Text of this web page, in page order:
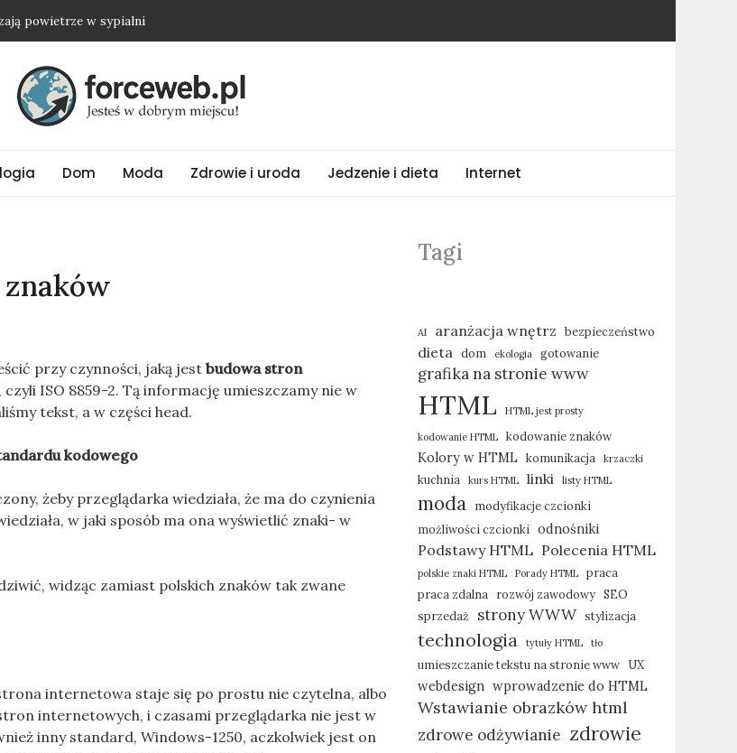
powietrze w sypialni
strój
ze stali chirurgicznej?
Dom Moda Zdrowie i uroda Jedzenie i dieta Internet
przy czynności, jaką jestbudowa stron
ISO 8859-2. Tą informację umieszczamy nie w
tekst, a w części head.
kodowego
żeby przeglądarka wiedziała, że ma do czynienia
w jaki sposób ma ona wyświetlić znaki- w
widząc zamiast polskich znaków tak zwane
internetowa staje się po prostu nie czytelna, albo
internetowych, i czasami przeglądarka nie jest w
inny standard, Windows-1250, aczkolwiek jest on
Tagi
AI aranżacja wnętrz bezpieczeństwo
dieta dom ekologia gotowanie
grafika na stronie www
HTML HTML jest prosty
kodowanie HTML kodowanie znaków
Kolory w HTML komunikacja krzaczki
kuchnia kurs HTML linki listy HTML
moda
modyfikacje czcionki
możliwości czcionki
odnośniki
Podstawy HTML Polecenia HTML
polskie znaki HTML Porady HTML
praca
praca zdalna
rozwój zawodowy SEO
sprzedaż
strony WWW stylizacja
technologia tytuły HTML tło
umieszczanie tekstu na stronie www UX
webdesign wprowadzenie do HTML
Wstawianie obrazków html
zdrowe odżywianie zdrowie